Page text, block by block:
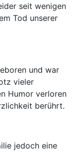
seit wenigen
Tod unserer
und war
vieler
Humor verloren
berührt.
jedoch eine